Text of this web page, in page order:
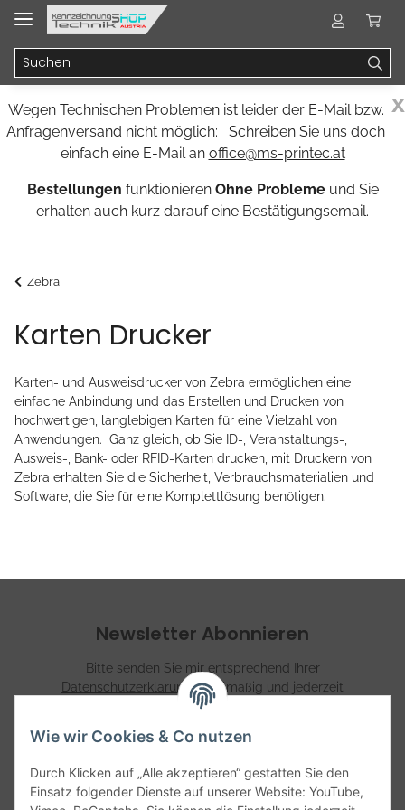
x
Wegen Technischen Problemen ist leider der E-Mail bzw.
Anfragenversand nicht möglich: Schreiben Sie uns doch
einfach eine E-Mail an office@ms-printec.at
Bestellungen funktionieren Ohne Problemeund Sie
erhalten auch kurz darauf eine Bestätigungsemail.
Zebra
Karten Drucker
Karten- und Ausweisdrucker von Zebra ermöglichen eine
einfache Anbindung und das Erstellen und Drucken von
hochwertigen, langlebigen Karten für eine Vielzahl von
Anwendungen. Ganz gleich, ob Sie ID-, Veranstaltungs-,
Ausweis-, Bank- oder RFID-Karten drucken, mit Druckern von
Zebra erhalten Sie die Sicherheit, Verbrauchsmaterialien und
Software, die Sie für eine Komplettlösung benötigen.
Newsletter Abonnieren
Bitte senden Sie mir entsprechend Ihrer
Datenschutzerklärungregelmäßig und jederzeit
widerruflich Informationen zu Ihrem Produktsortiment per
Abonnieren
Wie wir Cookies & Co nutzen
Durch Klicken auf „Alle akzeptieren“ gestatten Sie den
Einsatz folgender Dienste auf unserer Website: YouTube,